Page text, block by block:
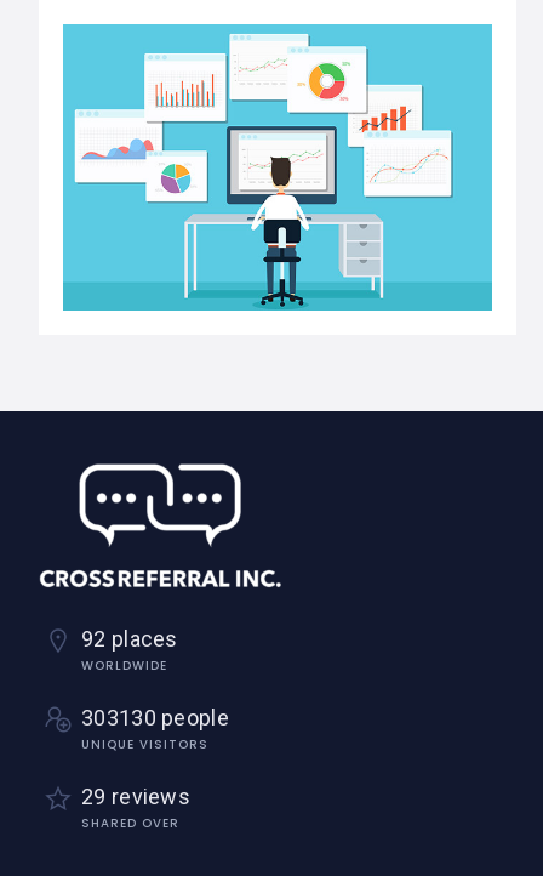
92 places
WORLDWIDE
303130 people
UNIQUE VISITORS
29 reviews
SHARED OVER